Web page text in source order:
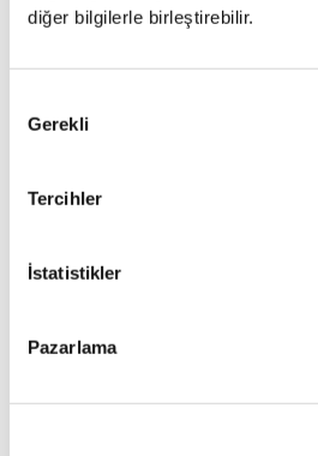
diğer bilgilerle birleştirebilir.
Seçimi
Gerekli
Tercihler
İstatistikler
Pazarlama